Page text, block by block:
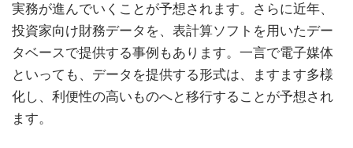
実務が進んでいくことが予想されます。さらに近年、
投資家向け財務データを、表計算ソフトを用いたデー
タベースで提供する事例もあります。一言で電子媒体
といっても、データを提供する形式は、ますます多様
化し、利便性の高いものへと移行することが予想され
ます。